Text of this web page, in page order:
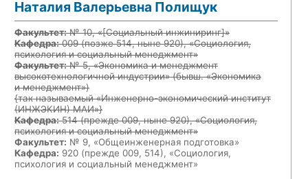
Наталия Валерьевна Полищук
Факультет:№ 10, «[Социальный инжиниринг]»
Кафедра:009(позже 514, ныне 920), «Социология,
психология и социальный менеджмент»
Факультет:№ 5, «Экономика и менеджмент
высокотехнологичной индустрии» (бывш. «Экономика
и менеджмент»)
{так называемый «Инженерно-экономический институт
(ИНЖЭКИН) МАИ»}
Кафедра:514(прежде 009, ныне 920), «Социология,
психология и социальный менеджмент»
Факультет: № 9, «Общеинженерная подготовка»
Кафедра: 920 (прежде 009, 514), «Социология,
психология и социальный менеджмент»